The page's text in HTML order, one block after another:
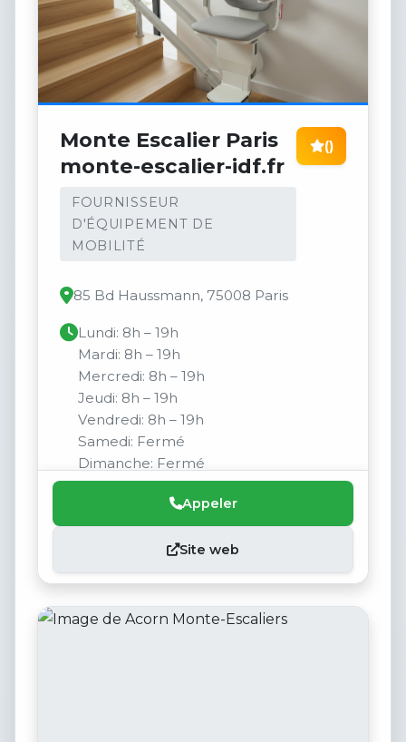
Monte Escalier Paris
monte-escalier-idf.fr
FOURNISSEUR
D'ÉQUIPEMENT DE
MOBILITÉ
()
85 Bd Haussmann, 75008 Paris
Lundi: 8h – 19h
Mardi: 8h – 19h
Mercredi: 8h – 19h
Jeudi: 8h – 19h
Vendredi: 8h – 19h
Samedi: Fermé
Dimanche: Fermé
Appeler
Site web